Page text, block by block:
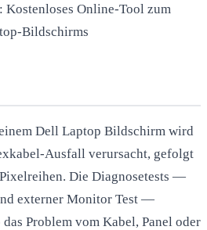
: Kostenloses Online-Tool zum
Bildschirms
Dell Laptop Bildschirm wird
Ausfall verursacht, gefolgt
Die Diagnosetests —
externer Monitor Test —
Problem vom Kabel, Panel oder